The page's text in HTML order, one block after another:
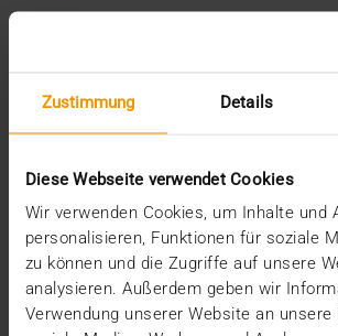
Zustimmung Details
Diese Webseite verwendet Cookies
Wir verwenden Cookies, um Inhalte und
personalisieren, Funktionen für soziale
zu können und die Zugriffe auf unsere
analysieren. Außerdem geben wir
Verwendung unserer Website an
juillet (3)
juin (4)
janvier (3)
décembre (3)
novembre (2)
septembre (2)
août (2)
juillet (2)